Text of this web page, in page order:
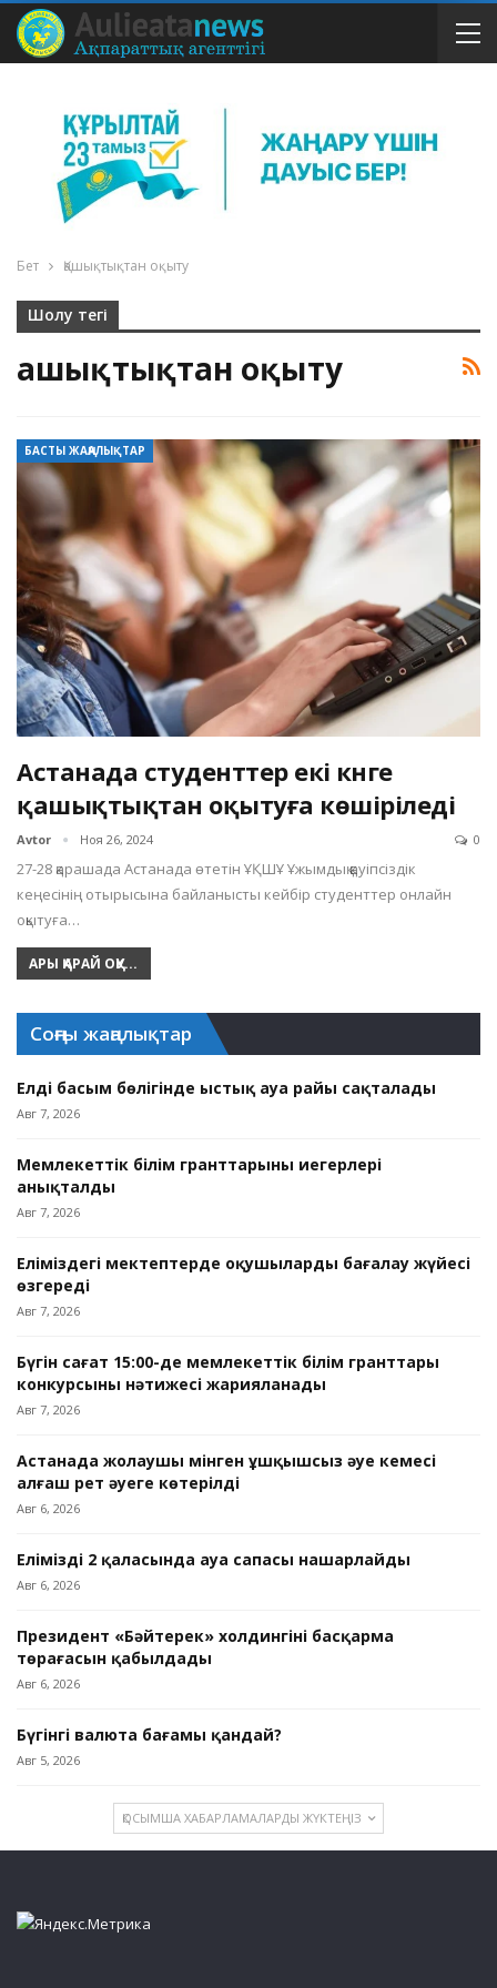
Бет Қашықтықтан оқыту
Шолу тегі
Қашықтықтан оқыту
БАСТЫ ЖАҢАЛЫҚТАР
Астанада студенттер екі күнге
қашықтықтан оқытуға көшіріледі
Avtor Ноя 26, 2024 0
27-28 қарашада Астанада өтетін ҰҚШҰ Ұжымдық қауіпсіздік
кеңесінің отырысына байланысты кейбір студенттер онлайн
оқытуға…
АРЫ ҚАРАЙ ОҚУ...
Соңғы жаңалықтар
Елдің басым бөлігінде ыстық ауа райы сақталады
Авг 7, 2026
Мемлекеттік білім гранттарының иегерлері
анықталды
Авг 7, 2026
Еліміздегі мектептерде оқушыларды бағалау жүйесі
өзгереді
Авг 7, 2026
Бүгін сағат 15:00-де мемлекеттік білім гранттары
конкурсының нәтижесі жарияланады
Авг 7, 2026
Астанада жолаушы мінген ұшқышсыз әуе кемесі
алғаш рет әуеге көтерілді
Авг 6, 2026
Еліміздің 2 қаласында ауа сапасы нашарлайды
Авг 6, 2026
Президент «Бәйтерек» холдингінің басқарма
төрағасын қабылдады
Авг 6, 2026
Бүгінгі валюта бағамы қандай?
Авг 5, 2026
ҚОСЫМША ХАБАРЛАМАЛАРДЫ ЖҮКТЕҢІЗ